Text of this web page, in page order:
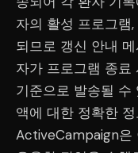
자의 활성 프로그램
되므로 갱신 안내
자가 프로그램 종료
기준으로 발송될 수
액에 대한 정확한
ActiveCampaign은